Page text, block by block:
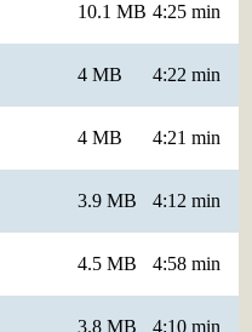
10.1 MB 4:25 min
4 MB 4:22 min
4 MB 4:21 min
3.9 MB 4:12 min
4.5 MB 4:58 min
3.8 MB 4:10 min